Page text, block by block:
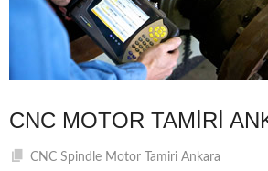
CNC MOTOR TAMIRI
CNC Spindle Motor Tamiri Ankara